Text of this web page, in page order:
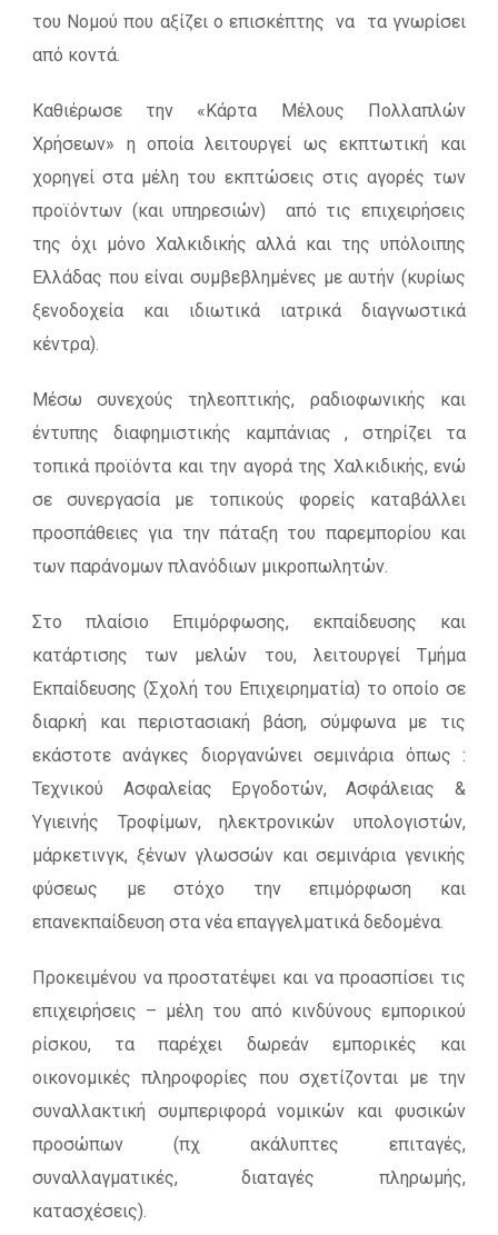
του Νομού που αξίζει ο επισκέπτης να τα γνωρίσει
από κοντά.
Καθιέρωσε την «Κάρτα Μέλους Πολλαπλών
Χρήσεων» η οποία λειτουργεί ως εκπτωτική και
χορηγεί στα μέλη του εκπτώσεις στις αγορές των
προϊόντων (και υπηρεσιών) από τις επιχειρήσεις
της όχι μόνο Χαλκιδικής αλλά και της υπόλοιπης
Ελλάδας που είναι συμβεβλημένες με αυτήν (κυρίως
ξενοδοχεία και ιδιωτικά ιατρικά διαγνωστικά
κέντρα).
Μέσω συνεχούς τηλεοπτικής, ραδιοφωνικής και
έντυπης διαφημιστικής καμπάνιας , στηρίζει τα
τοπικά προϊόντα και την αγορά της Χαλκιδικής, ενώ
σε συνεργασία με τοπικούς φορείς καταβάλλει
προσπάθειες για την πάταξη του παρεμπορίου και
των παράνομων πλανόδιων μικροπωλητών.
Στο πλαίσιο Επιμόρφωσης, εκπαίδευσης και
κατάρτισης των μελών του, λειτουργεί Τμήμα
Εκπαίδευσης (Σχολή του Επιχειρηματία) το οποίο σε
διαρκή και περιστασιακή βάση, σύμφωνα με τις
εκάστοτε ανάγκες διοργανώνει σεμινάρια όπως :
Τεχνικού Ασφαλείας Εργοδοτών, Ασφάλειας &
Υγιεινής Τροφίμων, ηλεκτρονικών υπολογιστών,
μάρκετινγκ, ξένων γλωσσών και σεμινάρια γενικής
φύσεως με στόχο την επιμόρφωση και
επανεκπαίδευση στα νέα επαγγελματικά δεδομένα.
Προκειμένου να προστατέψει και να προασπίσει τις
επιχειρήσεις – μέλη του από κινδύνους εμπορικού
ρίσκου, τα παρέχει δωρεάν εμπορικές και
οικονομικές πληροφορίες που σχετίζονται με την
συναλλακτική συμπεριφορά νομικών και φυσικών
προσώπων (πχ ακάλυπτες επιταγές,
συναλλαγματικές, διαταγές πληρωμής,
κατασχέσεις).